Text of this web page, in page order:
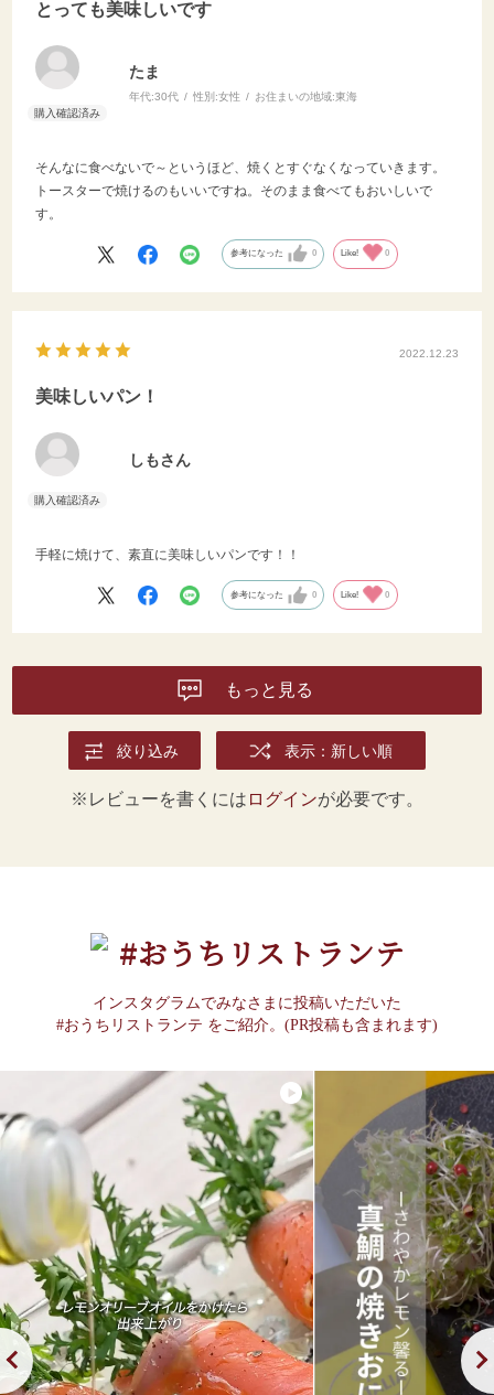
とっても美味しいです
たま
年代:30代 性別:女性 お住まいの地域:東海
そんなに食べないで～というほど、焼くとすぐなくなっていきます。
トースターで焼けるのもいいですね。そのまま食べてもおいしいで
す。
参考になった 0 Like! 0
2022.12.23
美味しいパン！
しもさん
手軽に焼けて、素直に美味しいパンです！！
参考になった 0 Like! 0
もっと見る
絞り込み 表示：新しい順
※レビューを書くには ログインが必要です。
#おうちリストランテ
インスタグラムでみなさまに投稿いただいた
#おうちリストランテ をご紹介。(PR投稿も含まれます)